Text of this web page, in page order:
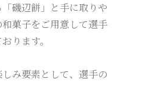
磯辺餅」と手に取りや
菓子をご用意して選手
ります。
み要素として、選手の